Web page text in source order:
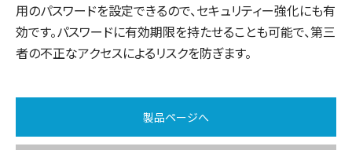
用のパスワードを設定できるので、セキュリティー強化にも有
効です。パスワードに有効期限を持たせることも可能で、第三
者の不正なアクセスによるリスクを防ぎます。
製品ページへ